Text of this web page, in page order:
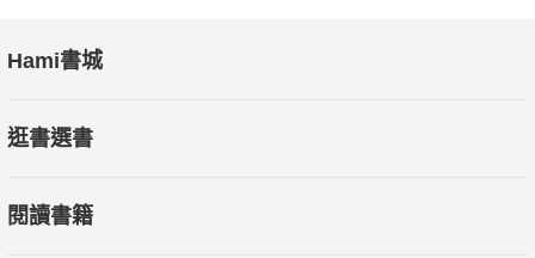
Hami書城
逛書選書
閱讀書籍